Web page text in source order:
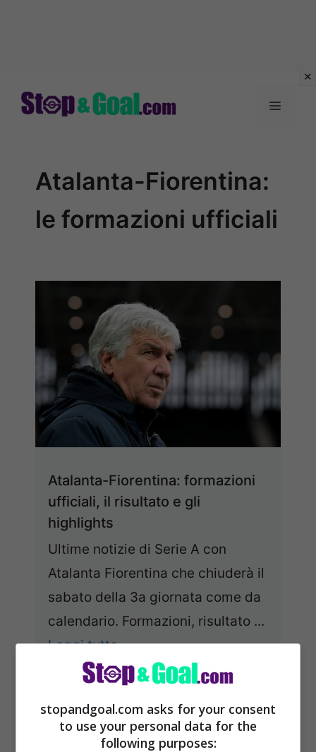
Menu
Atalanta-Fiorentina:
le formazioni ufficiali
Atalanta-Fiorentina: formazioni
ufficiali, il risultato e gli
highlights
Ultime notizie di Serie A con
Atalanta Fiorentina che chiuderà il
sabato della 3a giornata come da
calendario. Formazioni, risultato ...
Leggi tutto
11/09/2021
stopandgoal.com asks for your consent
to use your personal data for the
following purposes: